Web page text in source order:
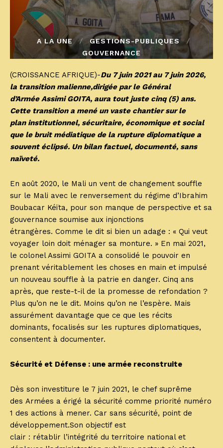
A LA UNE
GESTIONS-PUBLIQUES
GOUVERNANCE
(CROISSANCE AFRIQUE)-Du 7 juin 2021 au 7 juin 2026,
la transition malienne,dirigée par le Général
d’Armée Assimi GOITA, aura tout juste cinq (5) ans.
Cette transition a mené un vaste chantier sur le
plan institutionnel, sécuritaire, économique et social
que le bruit médiatique de la rupture diplomatique a
souvent éclipsé. Un bilan factuel, documenté, sans
naïveté.
En août 2020, le Mali un vent de changement souffle
sur le Mali avec le renversement du régime d’Ibrahim
Boubacar Kéïta, pour son manque de perspective et sa
gouvernance soumise aux injonctions
étrangères. Comme le dit si bien un adage : « Qui veut
voyager loin doit ménager sa monture. » En mai 2021,
le colonel Assimi GOITA a consolidé le pouvoir en
prenant véritablement les choses en main et impulsé
un nouveau souffle à la patrie en danger. Cinq ans
après, que reste-t-il de la promesse de refondation ?
Plus qu’on ne le dit. Moins qu’on ne l’espère. Mais
assurément davantage que ce que les récits
dominants, focalisés sur les ruptures diplomatiques,
consentent à documenter.
Sécurité et Défense : une armée reconstruite
Dès son investiture le 7 juin 2021, le chef suprême
des Armées a érigé la sécurité comme priorité numéro
1 des actions à mener. Car sans sécurité, point de
développement.Son objectif est
clair : rétablir l’intégrité du territoire national et